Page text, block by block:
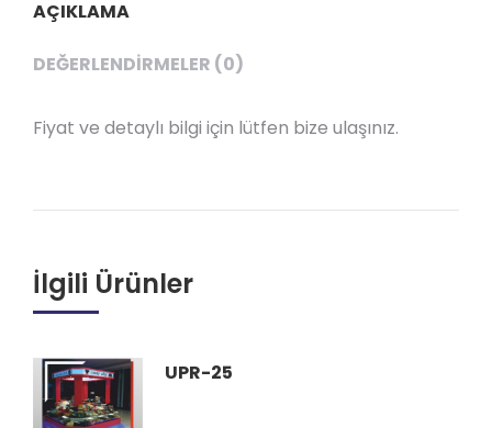
AÇIKLAMA
DEĞERLENDIRMELER (0)
Fiyat ve detaylı bilgi için lütfen bize ulaşınız.
İlgili Ürünler
UPR-25